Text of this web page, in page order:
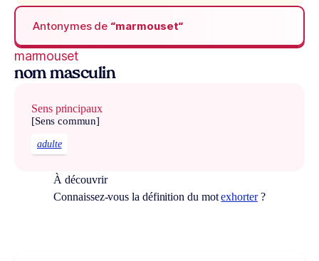
Antonymes de “marmouset“
marmouset
nom masculin
Sens principaux
[Sens commun]
adulte
À découvrir
Connaissez-vous la définition du motexhorter?